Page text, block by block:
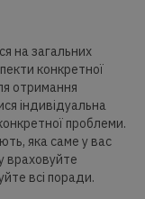
на загальних
конкретної
отримання
індивідуальна
проблеми.
яка саме у вас
враховуйте
всі поради.